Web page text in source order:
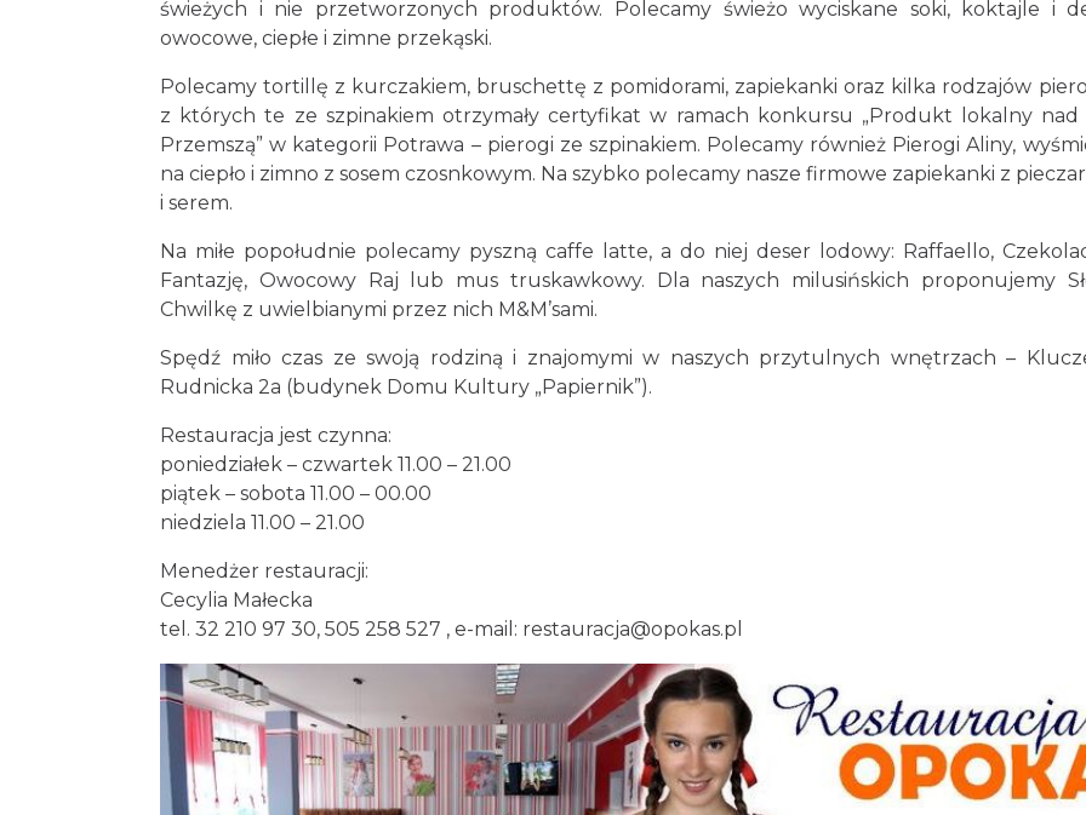
świeżych i nie przetworzonych produktów. Polecamy świeżo wyciskane soki, koktajle i
owocowe, ciepłe i zimne przekąski.
Polecamy tortillę z kurczakiem, bruschettę z pomidorami, zapiekanki oraz kilka rodzajów
z których te ze szpinakiem otrzymały certyfikat w ramach konkursu „Produkt lokalny nad
Przemszą” w kategorii Potrawa – pierogi ze szpinakiem. Polecamy również Pierogi Aliny,
na ciepło i zimno z sosem czosnkowym. Na szybko polecamy nasze firmowe zapiekanki z
i serem.
Na miłe popołudnie polecamy pyszną caffe latte, a do niej deser lodowy: Raffaello,
Fantazję, Owocowy Raj lub mus truskawkowy. Dla naszych milusińskich proponujemy
Chwilkę z uwielbianymi przez nich M&M’sami.
Spędź miło czas ze swoją rodziną i znajomymi w naszych przytulnych wnętrzach –
Rudnicka 2a (budynek Domu Kultury „Papiernik”).
Restauracja jest czynna:
poniedziałek – czwartek 11.00 – 21.00
piątek – sobota 11.00 – 00.00
niedziela 11.00 – 21.00
Menedżer restauracji:
Cecylia Małecka
tel. 32 210 97 30, 505 258 527 , e-mail: restauracja@opokas.pl